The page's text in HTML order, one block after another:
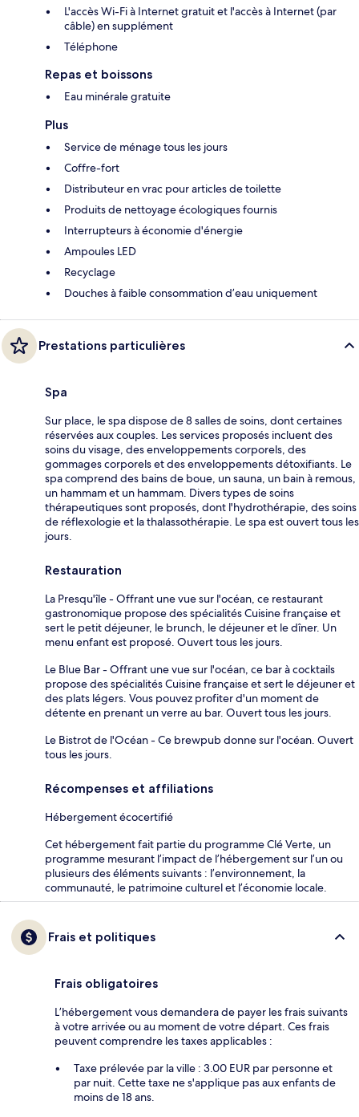
L'accès Wi-Fi à Internet gratuit et l'accès à Internet (par
câble) en supplément
Téléphone
Repas et boissons
Eau minérale gratuite
Plus
Service de ménage tous les jours
Coffre-fort
Distributeur en vrac pour articles de toilette
Produits de nettoyage écologiques fournis
Interrupteurs à économie d'énergie
Ampoules LED
Recyclage
Douches à faible consommation d’eau uniquement
Prestations particulières
Spa
Sur place, le spa dispose de 8 salles de soins, dont certaines
réservées aux couples. Les services proposés incluent des
soins du visage, des enveloppements corporels, des
gommages corporels et des enveloppements détoxifiants. Le
spa comprend des bains de boue, un sauna, un bain à remous,
un hammam et un hammam. Divers types de soins
thérapeutiques sont proposés, dont l'hydrothérapie, des soins
de réflexologie et la thalassothérapie. Le spa est ouvert tous les
jours.
Restauration
La Presqu'île - Offrant une vue sur l'océan, ce restaurant
gastronomique propose des spécialités Cuisine française et
sert le petit déjeuner, le brunch, le déjeuner et le dîner. Un
menu enfant est proposé. Ouvert tous les jours.
Le Blue Bar - Offrant une vue sur l'océan, ce bar à cocktails
propose des spécialités Cuisine française et sert le déjeuner et
des plats légers. Vous pouvez profiter d'un moment de
détente en prenant un verre au bar. Ouvert tous les jours.
Le Bistrot de l'Océan - Ce brewpub donne sur l'océan. Ouvert
tous les jours.
Récompenses et affiliations
Hébergement écocertifié
Cet hébergement fait partie du programme Clé Verte, un
programme mesurant l’impact de l’hébergement sur l’un ou
plusieurs des éléments suivants : l’environnement, la
communauté, le patrimoine culturel et l’économie locale.
Frais et politiques
Frais obligatoires
L’hébergement vous demandera de payer les frais suivants
à votre arrivée ou au moment de votre départ. Ces frais
peuvent comprendre les taxes applicables :
Taxe prélevée par la ville : 3.00 EUR par personne et
par nuit. Cette taxe ne s'applique pas aux enfants de
moins de 18 ans.